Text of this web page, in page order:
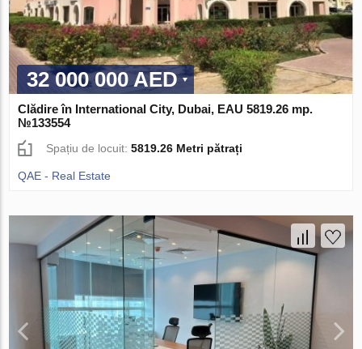
32 000 000 AED
Clădire în International City, Dubai, EAU 5819.26 mp.
№133554
Spațiu de locuit:5819.26 Metri pătrați
QAE - Real Estate